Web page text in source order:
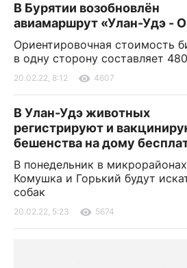
В Бурятии возобновлён
авиамаршрут «Улан-Удэ -
Ориентировочная стоимость
в одну сторону составляет
20.02.22, 8:12 4607
В Улан-Удэ животных
регистрируют и
бешенства на дому
В понедельник в
Комушка и Горький будут
собак
20.02.22, 5:23 5674